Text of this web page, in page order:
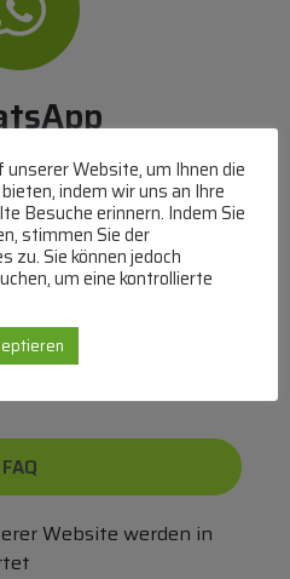
mit dem Service Team
Uhr,+43 1 267 67 60)
per:
FAQ
Website werden in
Website, um Ihnen die
indem wir uns an Ihre
Besuche erinnern. Indem Sie
stimmen Sie der
zu. Sie können jedoch
um eine kontrollierte